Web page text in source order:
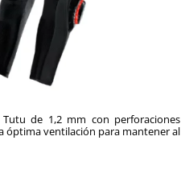
de 1,2 mm con perforaciones
óptima ventilación para mantener al